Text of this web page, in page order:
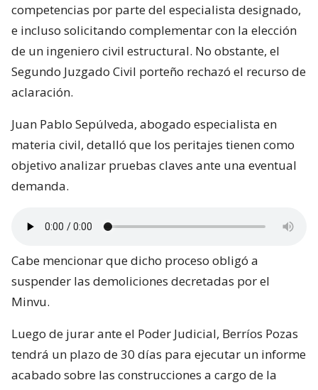
competencias por parte del especialista designado,
e incluso solicitando complementar con la elección
de un ingeniero civil estructural. No obstante, el
Segundo Juzgado Civil porteño rechazó el recurso de
aclaración.
Juan Pablo Sepúlveda, abogado especialista en
materia civil, detalló que los peritajes tienen como
objetivo analizar pruebas claves ante una eventual
demanda.
Cabe mencionar que dicho proceso obligó a
suspender las demoliciones decretadas por el
Minvu.
Luego de jurar ante el Poder Judicial, Berríos Pozas
tendrá un plazo de 30 días para ejecutar un informe
acabado sobre las construcciones a cargo de la